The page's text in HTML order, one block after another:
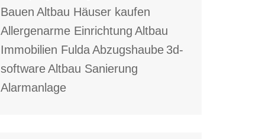
Bauen Altbau Häuser kaufen
Allergenarme Einrichtung Altbau
Immobilien FuldaAbzugshaube 3d-
softwareAltbau Sanierung
Alarmanlage